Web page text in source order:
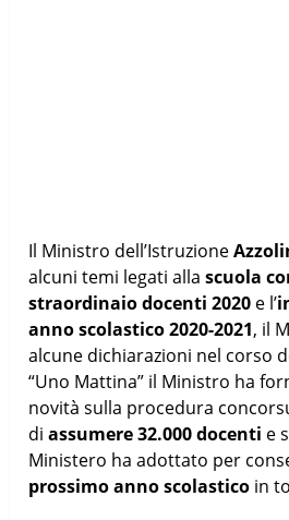
Il Ministro dell’Istruzione
alcuni temi legati allascuola
straordinaio docenti 2020 e l’
anno scolastico 2020-2021, il
alcune dichiarazioni nel corso
“Uno Mattina” il Ministro ha
novità sulla procedura
diassumere 32.000 docenti e
Ministero ha adottato per
prossimo anno scolastico in